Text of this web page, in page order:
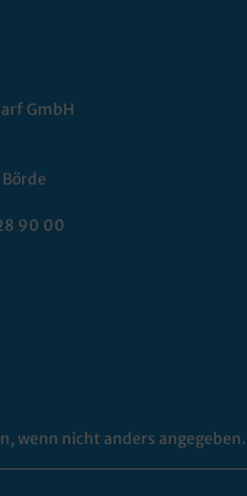
GmbH
90 00
wenn nicht anders angegeben.